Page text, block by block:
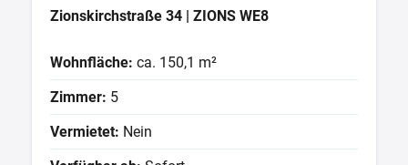
Zionskirchstraße 34 | ZIONS WE8
Wohnfläche: ca. 150,1 m²
Zimmer: 5
Vermietet: Nein